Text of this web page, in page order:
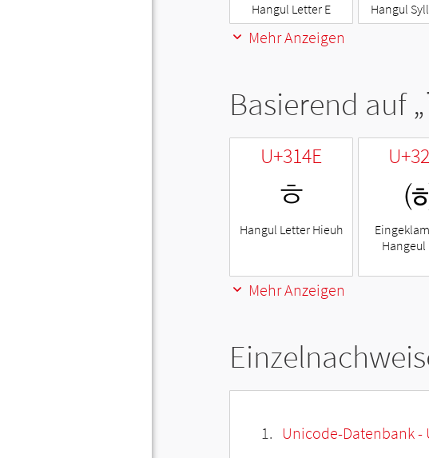
Hangul Letter E Hangul
Mehr Anzeigen
Basierend auf „
U+314E
ㅎ
Hangul Letter Hieuh
Hangeul
Mehr Anzeigen
Unicode-Datenbank -